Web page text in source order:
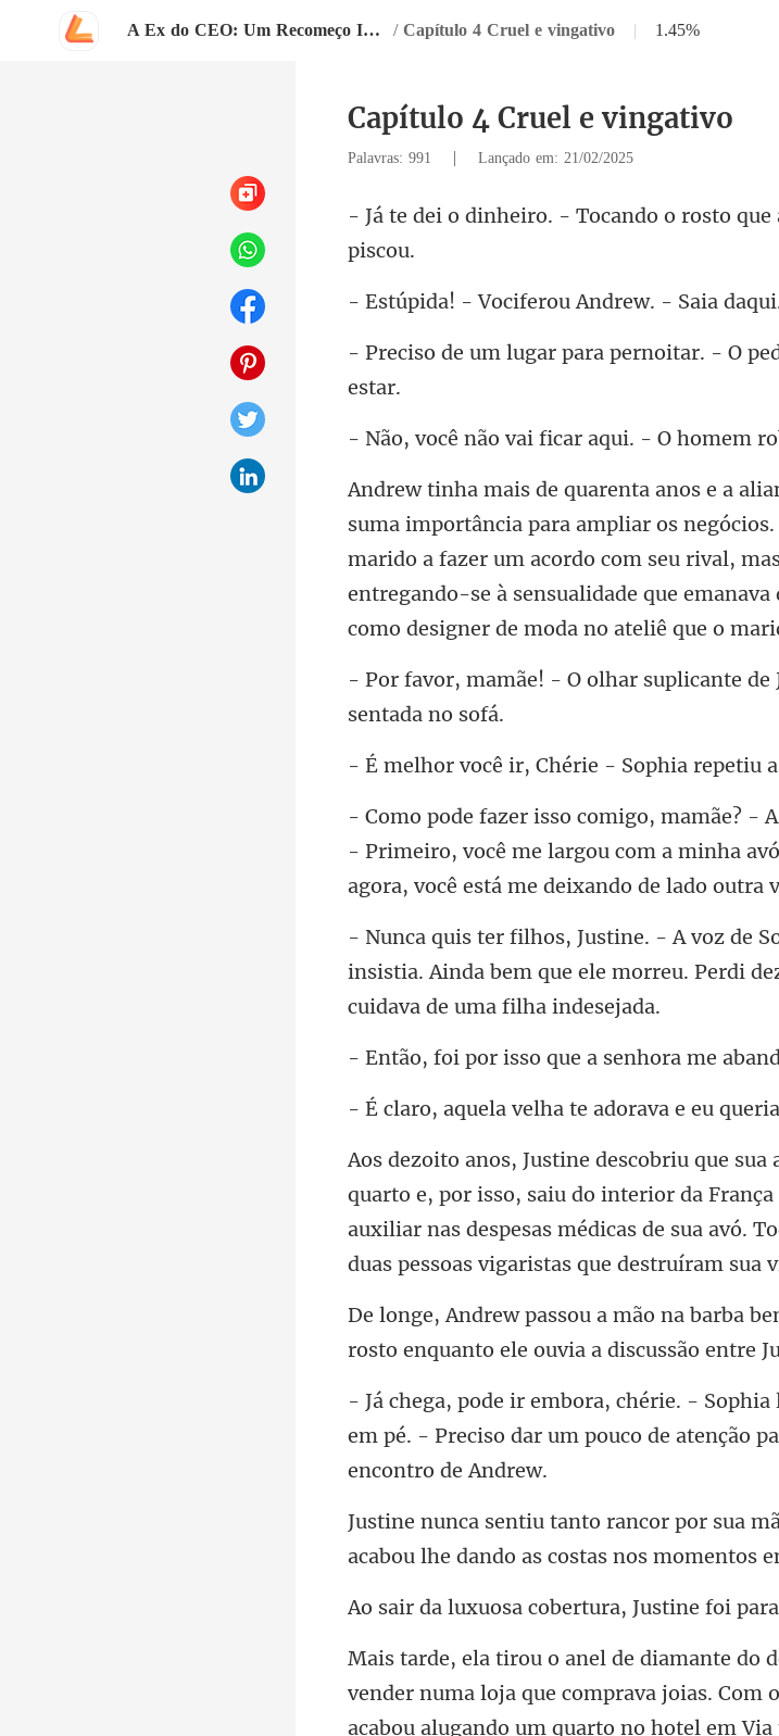
A Ex do CEO: Um Recomeço Inevitável / Capítulo 4 Cruel e vingativo | 1.45%
Capítulo 4 Cruel e vingativo
Palavras: 991 | Lançado em: 21/02/2025
ando o rosto que
ociferou Andrew
- O
icar aqui. - O homem
marido a fazer um acordo com seu rival,
entregando
suplicante de
Chérie - Sophia repe
- Primeiro, você me largou com a minha
insistia. Ainda bem que ele morreu. Perdi
que a senhora me aba
ha te adorava e eu qu
, saiu do interior da
auxiliar nas despesas médicas
rosto enquanto
em pé. - Preciso dar um pouco d
acabou lhe dand
ertura, Justine foi pa
vender numa loja que comprava joias. Com